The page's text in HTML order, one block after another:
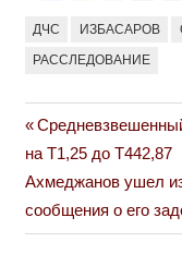
ДЧС ИЗБАСАРОВ
РАССЛЕДОВАНИЕ
Навигация
по
записям
Previous
Post:
на Т1,25 до Т442,87
Next
Post:
Ахмеджанов ушел
сообщения о его